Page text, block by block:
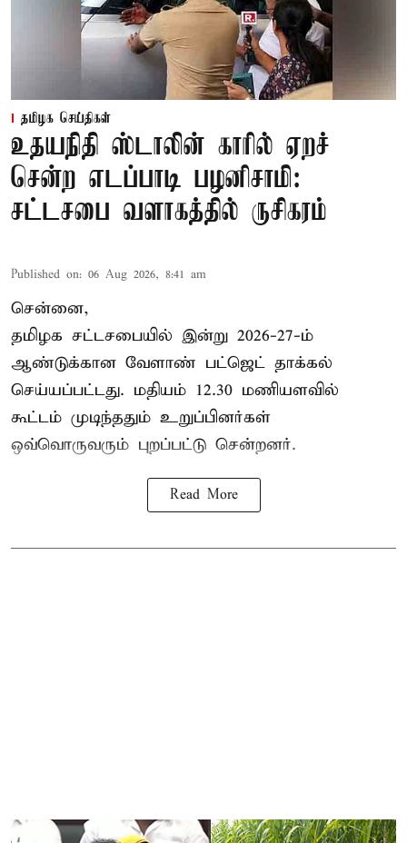
தமிழக செய்திகள்
உதயநிதி ஸ்டாலின் காரில் ஏறச்
சென்ற எடப்பாடி பழனிசாமி:
சட்டசபை வளாகத்தில் ருசிகரம்
Published on: 06 Aug 2026, 8:41 am
சென்னை,
தமிழக சட்டசபையில் இன்று 2026-27-ம்
ஆண்டுக்கான வேளாண் பட்ஜெட் தாக்கல்
செய்யப்பட்டது. மதியம் 12.30 மணியளவில்
கூட்டம் முடிந்ததும் உறுப்பினர்கள்
ஒவ்வொருவரும் புறப்பட்டு சென்றனர்.
Read More